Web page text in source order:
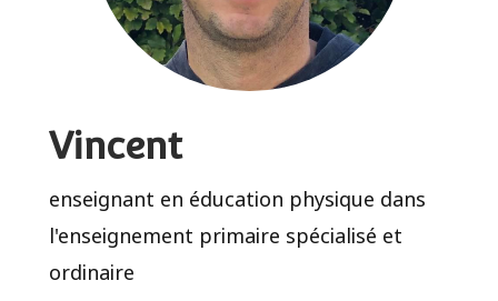
Vincent
enseignant en éducation physique dans
l'enseignement primaire spécialisé et
ordinaire